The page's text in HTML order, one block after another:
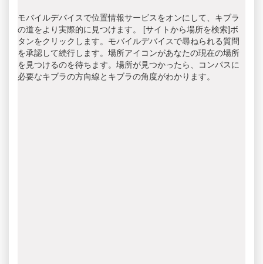
モバイルデバイスで位置情報サービスをオンにして、キブラ
の道をより実際的に見つけます。 [サイトから場所を検索]ボ
タンをクリックします。モバイルデバイスで尋ねられる質問
を承認して続行します。場所アイコンがあなたの現在の場所
を見つけるのを待ちます。場所が見つかったら、コンパスに
必要なキブラの方向線とキブラの角度がわかります。